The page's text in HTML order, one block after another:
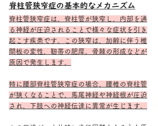
脊柱管狭窄症の基本的なメカニズム
脊柱管狭窄症は、脊柱管が狭窄し、内部を通
る神経が圧迫されることで様々な症状を引き
起こす疾患です。この狭窄は、加齢に伴う椎
間板の変性、靭帯の肥厚、骨棘の形成などが
原因で発生します。
特に腰部脊柱管狭窄症の場合、腰椎の脊柱管
が狭くなることで、馬尾神経や神経根が圧迫
され、下肢への神経伝達に異常が生じます。